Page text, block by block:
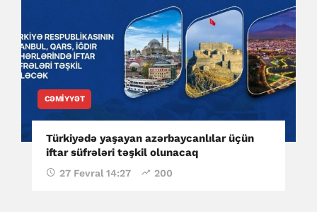
CƏMIYYƏT
Türkiyədə yaşayan azərbaycanlılar üçün
iftar süfrələri təşkil olunacaq
27 Fevral 14:27 200